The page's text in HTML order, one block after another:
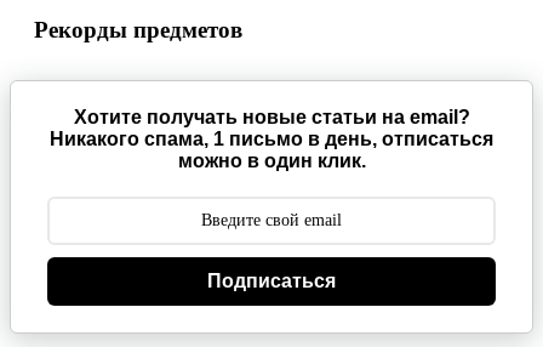
Рекорды предметов
Хотите получать новые статьи на email?
Никакого спама, 1 письмо в день, отписаться
можно в один клик.
Подписаться